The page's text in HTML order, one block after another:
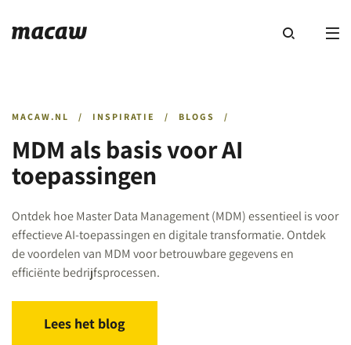
MACAW.NL / INSPIRATIE / BLOGS /
MDM als basis voor AI
toepassingen
Ontdek hoe Master Data Management (MDM) essentieel is voor
effectieve AI-toepassingen en digitale transformatie. Ontdek
de voordelen van MDM voor betrouwbare gegevens en
efficiënte bedrijfsprocessen.
Lees het blog